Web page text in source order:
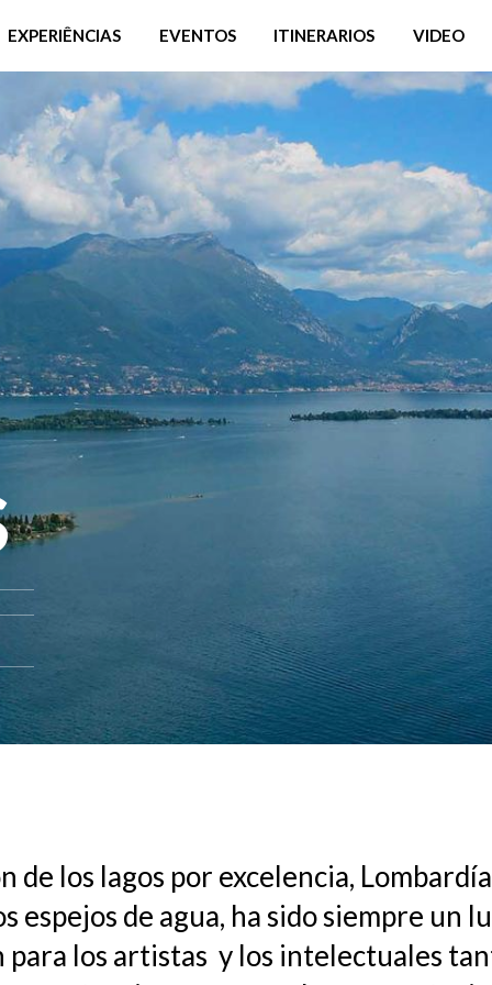
EXPERIÊNCIAS EVENTOS ITINERARIOS VIDEO
de los lagos por excelencia,
espejos de agua, ha sido siempre un
para los artistas y los intelectuales